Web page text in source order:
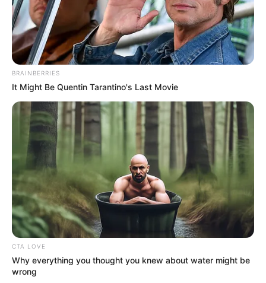
Sabemos da importância dareciclagemde
materiais, se for para fazer artesanato então,
melhor ainda. Reaproveitando materiais simples,
trouxemos uma dica bem bacana para você fazer
em casa com rolo de papel higiênico corujas
fofas. A sua
decoração
pode ficar ainda mais
bonita e colorida com essa simples dica e você
pode usar a criatividade para fazê-las da cor que
desejar. Pode dar de lembrança, decorar Festa de
aniversário, Chá de bebê e muito mais.
Material necessário:
Rolo de papel higiênico;
BRAINBERRIES
It Might Be Quentin Tarantino's Last Movie
CTA LOVE
Why everything you thought you knew about water might be
wrong